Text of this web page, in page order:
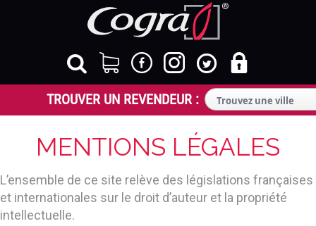
MENTIONS LÉGALES
L’ensemble de ce site relève des législations françaises
et internationales sur le droit d’auteur et la propriété
intellectuelle.